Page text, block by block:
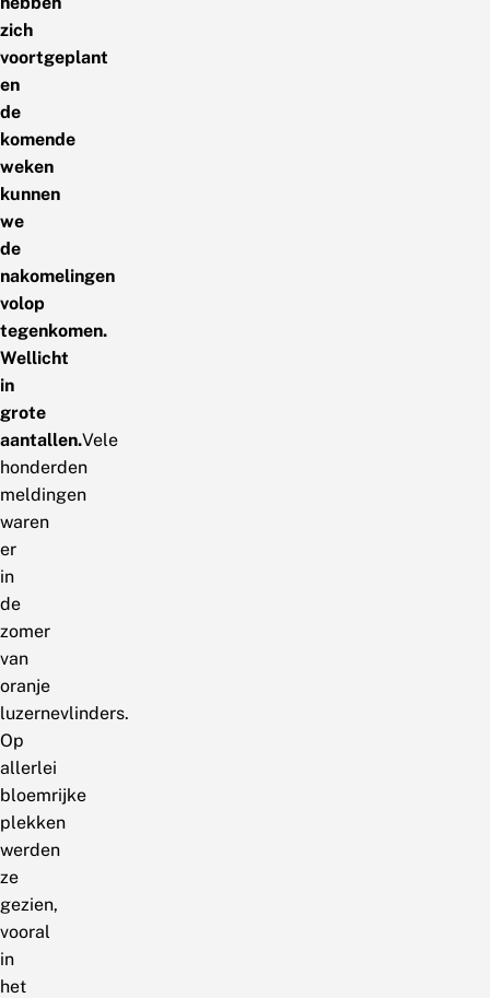
zich
voortgeplant
en
de
komende
weken
kunnen
we
de
nakomelingen
volop
tegenkomen.
Wellicht
in
grote
aantallen.Vele
honderden
meldingen
waren
er
in
de
zomer
van
oranje
luzernevlinders.
Op
allerlei
bloemrijke
plekken
werden
ze
gezien,
vooral
in
het